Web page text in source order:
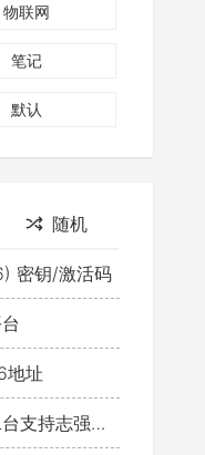
键
音
量。
物联网
笔记
默认
随机
密钥/激活码
地址
双NVME+PCIE扩展）!!!